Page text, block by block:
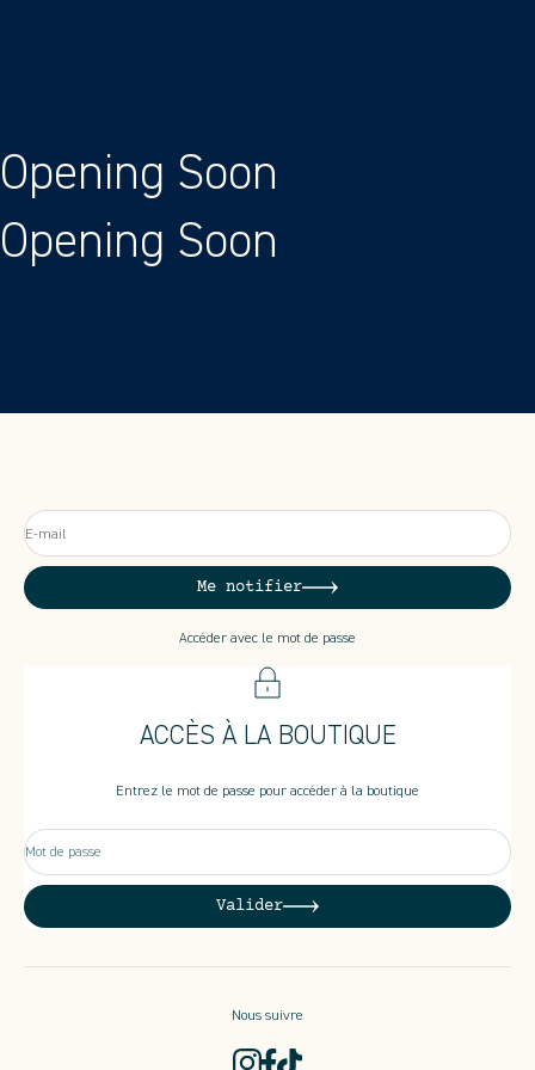
Opening Soon
Opening Soon
E-mail
Me notifier
Accéder avec le mot de passe
ACCÈS À LA BOUTIQUE
Entrez le mot de passe pour accéder à la boutique
Mot de passe
Valider
Nous suivre